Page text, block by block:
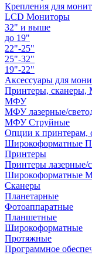
Крепления для
LCD Мониторы
32" и выше
до 19"
22"-25"
25"-32"
19"-22"
Аксессуары для
Принтеры,
МФУ
МФУ лазерные/
МФУ Струйные
Опции к
Широкоформатные
Принтеры
Принтеры лазерные/
Широкоформатные
Сканеры
Планетарные
Фотоаппаратные
Планшетные
Широкоформатные
Протяжные
Программное